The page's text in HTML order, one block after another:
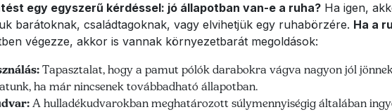
egy egyszerű kérdéssel: jó állapotban van-e a ruha? Ha igen,
barátoknak, családtagoknak, vagy elvihetjük egy ruhabörzére. Ha a
végezze, akkor is vannak környezetbarát megoldások:
Tapasztalat, hogy a pamut pólók darabokra vágva nagyon jól
ha már nincsenek továbbadható állapotban.
A hulladékudvarokban meghatározott súlymennyiségig általában